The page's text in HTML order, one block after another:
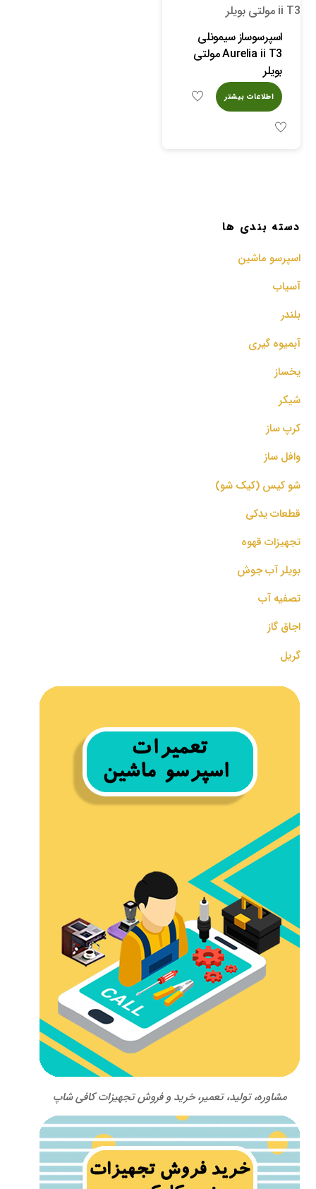
اسپرسوساز سیمونلی
Aurelia ii T3 مولتی
بویلر
اطلاعات بیشتر
دسته بندی ها
اسپرسو‌ ماشین
آسیاب
بلندر
آبمیوه گیری
یخساز
شیکر
کرپ ساز
وافل ساز
شو کیس (کیک شو)
قطعات یدکی
تجهیزات قهوه
بویلر آب جوش
تصفیه آب
اجاق گاز
گریل
مشاوره، تولید، تعمیر، خرید و فروش تجهیزات کافی شاپ